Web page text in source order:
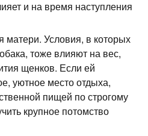
и на время наступления
матери. Условия, в которых
тоже влияют на вес,
щенков. Если ей
уютное место отдыха,
пищей по строгому
крупное потомство